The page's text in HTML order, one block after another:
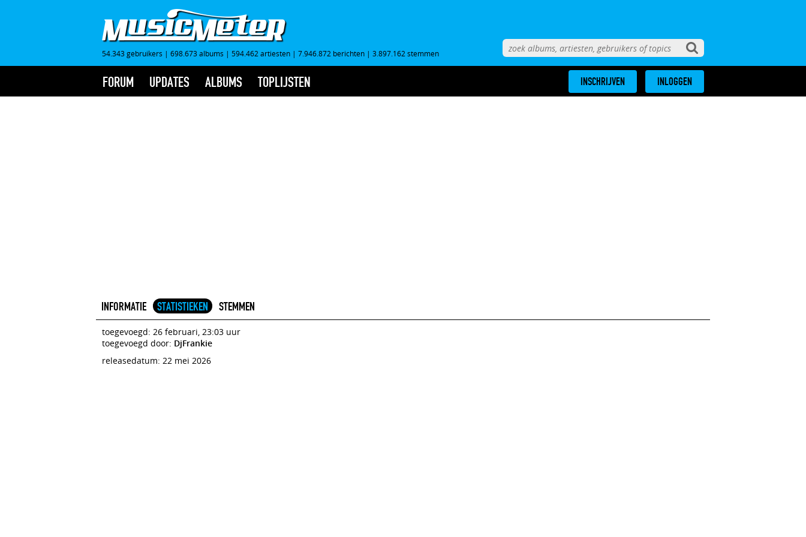
54.343 gebruikers | 698.673 albums | 594.462 artiesten | 7.946.872 berichten | 3.897.162 stemmen
FORUM UPDATES ALBUMS TOPLIJSTEN INSCHRIJVEN INLOGGEN
INFORMATIE STATISTIEKEN STEMMEN
toegevoegd: 26 februari, 23:03 uur
toegevoegd door: DjFrankie
releasedatum: 22 mei 2026